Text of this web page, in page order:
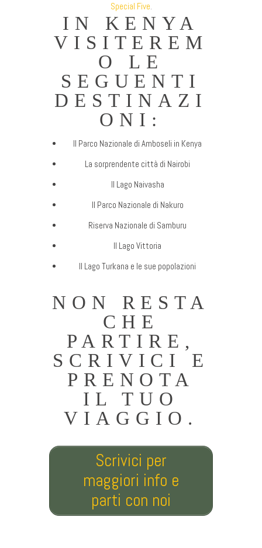
Special Five.
IN KENYA
VISITEREM
O LE
SEGUENTI
DESTINAZI
ONI:
Il Parco Nazionale di Amboseli in Kenya
La sorprendente città di Nairobi
Il Lago Naivasha
Il Parco Nazionale di Nakuro
Riserva Nazionale di Samburu
Il Lago Vittoria
Il Lago Turkana e le sue popolazioni
NON RESTA
CHE
PARTIRE,
SCRIVICI E
PRENOTA
IL TUO
VIAGGIO.
Scrivici per
maggiori info e
parti con noi